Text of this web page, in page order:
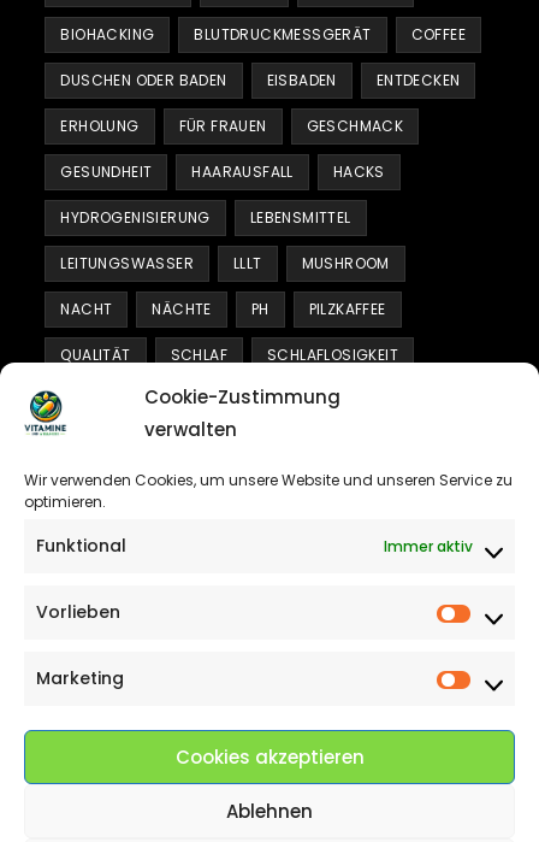
Cookie-Zustimmung
verwalten
Wir verwenden Cookies, um unsere Website und unseren Service zu
optimieren.
Funktional Immer aktiv
Vorlieben
Marketing
Cookies akzeptieren
Ablehnen
BIOHACKING BLUTDRUCKMESSGERÄT COFFEE
DUSCHEN ODER BADEN EISBADEN ENTDECKEN
ERHOLUNG FÜR FRAUEN GESCHMACK
GESUNDHEIT HAARAUSFALL HACKS
HYDROGENISIERUNG LEBENSMITTEL
LEITUNGSWASSER LLLT MUSHROOM
NACHT NÄCHTE PH PILZKAFFEE
QUALITÄT SCHLAF SCHLAFLOSIGKEIT
SCHLAFQUALITÄT SCHUMANN-RESONANZ
TIPPS TRANSFORMATION TREND
UMGEBUNG VERBESSERUNG
WOHLBEFINDEN
Die mit Sternchen (*) gekennzeichneten Links